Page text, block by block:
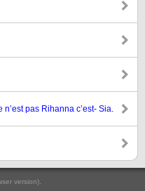
pas Rihanna c’est- Sia.
version).